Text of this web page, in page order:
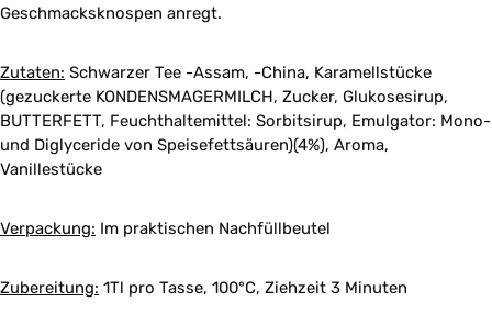
Geschmacksknospen anregt.
Zutaten: Schwarzer Tee -Assam, -China, Karamellstücke
(gezuckerte KONDENSMAGERMILCH, Zucker, Glukosesirup,
BUTTERFETT, Feuchthaltemittel: Sorbitsirup, Emulgator: Mono-
und Diglyceride von Speisefettsäuren)(4%), Aroma,
Vanillestücke
Verpackung: Im praktischen Nachfüllbeutel
Zubereitung: 1Tl pro Tasse, 100°C, Ziehzeit 3 Minuten